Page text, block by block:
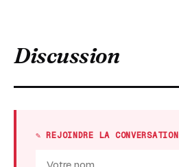
Discussion
✎ REJOINDRE LA CONVERSATION